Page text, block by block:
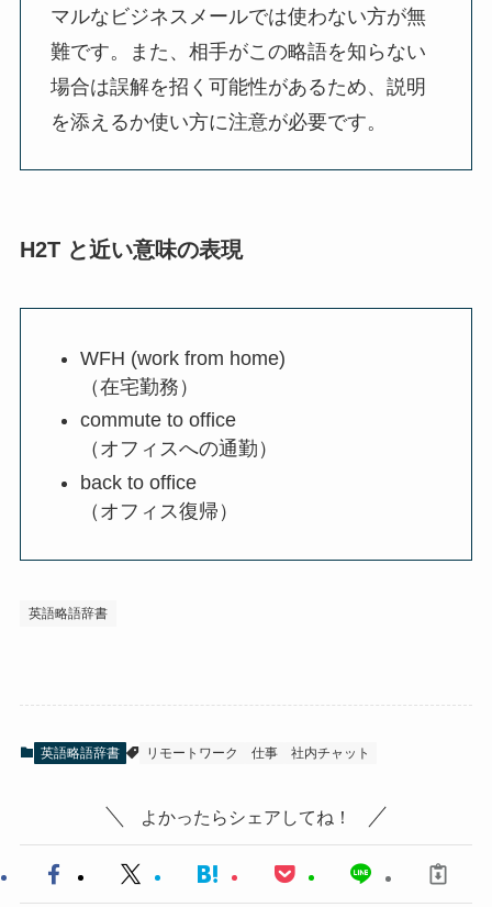
マルなビジネスメールでは使わない方が無
難です。また、相手がこの略語を知らない
場合は誤解を招く可能性があるため、説明
を添えるか使い方に注意が必要です。
H2T と近い意味の表現
WFH (work from home)
（在宅勤務）
commute to office
（オフィスへの通勤）
back to office
（オフィス復帰）
英語略語辞書
英語略語辞書 リモートワーク 仕事 社内チャット
よかったらシェアしてね！